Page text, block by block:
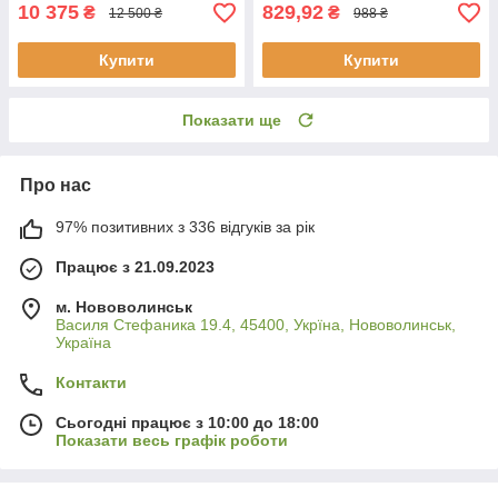
10 375 ₴ 12 500 ₴
Купити
829,92 ₴ 988 ₴
Купити
Показати ще
Про нас
97% позитивних з 336 відгуків за рік
Працює з 21.09.2023
м. Нововолинськ
Василя Стефаника 19.4, 45400, Укрїна, Нововолинськ,
Україна
Контакти
Сьогодні працює з 10:00 до 18:00
Показати весь графік роботи